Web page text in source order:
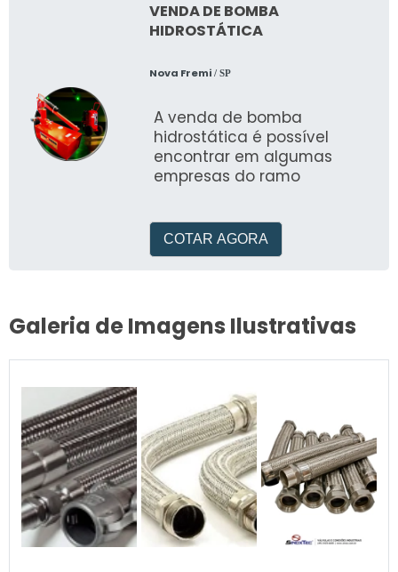
VENDA DE BOMBA
HIDROSTÁTICA
Nova Fremi/ SP
A venda de bomba
hidrostática é possível
encontrar em algumas
empresas do ramo
COTAR AGORA
Galeria de Imagens Ilustrativas